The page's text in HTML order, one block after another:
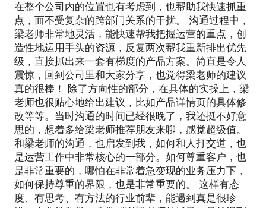
在整个公司内的位置也有考虑到，也帮助我快速抓重
点，而不受复杂的跨部门关系的干扰。 沟通过程中，
梁老师非常地灵活，能快速帮我把握运营的重点，创
造性地运用手头的资源，反复两次帮我重新排出优先
级，直接抓出来一套有梯度的产品方案。简直是令人
震惊，回到公司里和大家分享，也觉得梁老师的建议
真的很棒！ 除了方向性的部分，在具体的实操上，梁
老师也很贴心地给出建议，比如产品详情页的具体修
改等等。当时沟通的时间已经很晚了，我还挺不好意
思的，想着多给梁老师推荐朋友来聊，感觉超级值。
和梁老师的沟通，也启发到我，如何和人打交道，也
是运营工作中非常核心的一部分。如何尊重客户，也
是非常重要的，哪怕在非常着急变现的业务压力下，
如何保持尊重的界限，也是非常重要的。 这样有态
度、有思考、有方法的行业前辈，能遇到真是很珍